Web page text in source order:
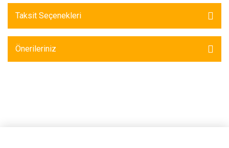
Taksit Seçenekleri
Önerileriniz